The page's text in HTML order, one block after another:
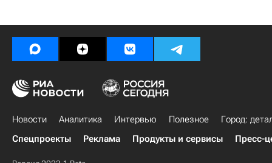
Новости Аналитика Интервью Полезное
Город:
Спецпроекты
Реклама Продукты и сервисы Пресс-